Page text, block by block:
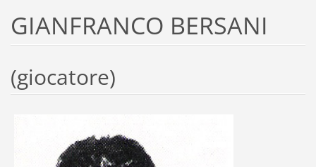
GIANFRANCO BERSANI
(giocatore)